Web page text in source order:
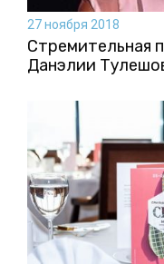
27 ноября 2018
Стремительная
Данэлии